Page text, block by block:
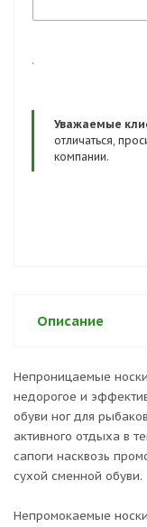
.
Уважаемые
отличаться,
компании.
Описание
Непроницаемые
недорогое и
обуви ног для
активного отдыха в
сапоги насквозь
сухой сменной обуви.
Непромокаемые